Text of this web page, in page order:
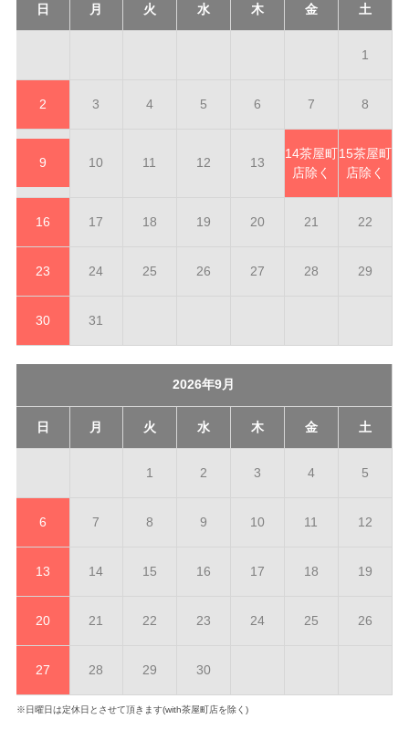
日 月 火 水 木 金 土
1
2 3 4 5 6 7 8
9 10 11 12 13
14茶屋町
店除く
15茶屋町
店除く
16 17 18 19 20 21 22
23 24 25 26 27 28 29
30 31
2026年9月
日 月 火 水 木 金 土
1 2 3 4 5
6 7 8 9 10 11 12
13 14 15 16 17 18 19
20 21 22 23 24 25 26
27 28 29 30
※日曜日は定休日とさせて頂きます(with茶屋町店を除く)